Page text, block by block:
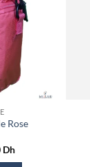
Rose
DhLe